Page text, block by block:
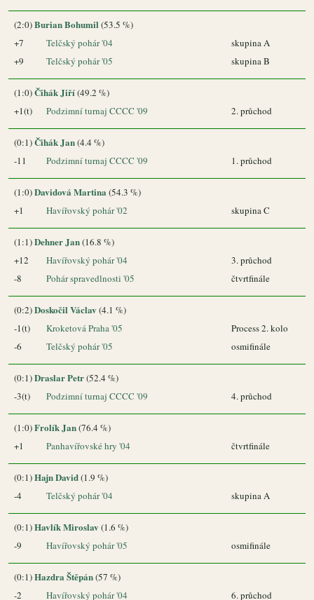
(2:0)Burian Bohumil (53.5 %)
+7
Telčský pohár '04
skupina A
+9
Telčský pohár '05 skupina B
(1:0)Čihák Jiří(49.2 %)
+1(t)
Podzimní turnaj CCCC '09 2. průchod
(0:1)Čihák Jan(4.4 %)
-11
Podzimní turnaj CCCC '09 1. průchod
(1:0)Davidová Martina (54.3 %)
+1
Havířovský pohár '02 skupina C
(1:1)Dehner Jan(16.8 %)
+12
Havířovský pohár '04
3. průchod
-8
Pohár spravedlnosti '05 čtvrtfinále
(0:2)Doskočil Václav (4.1 %)
-1(t)
Kroketová Praha '05
Process 2. kolo
-6
Telčský pohár '05 osmifinále
(0:1)Draslar Petr(52.4 %)
-3(t)
Podzimní turnaj CCCC '09 4. průchod
(1:0)Frolík Jan(76.4 %)
+1
Panhavířovské hry '04 čtvrtfinále
(0:1)Hajn David(1.9 %)
-4
Telčský pohár '04 skupina A
(0:1)Havlík Miroslav (1.6 %)
-9
Havířovský pohár '05 osmifinále
(0:1)Hazdra Štěpán(57 %)
-2
Havířovský pohár '04 6. průchod